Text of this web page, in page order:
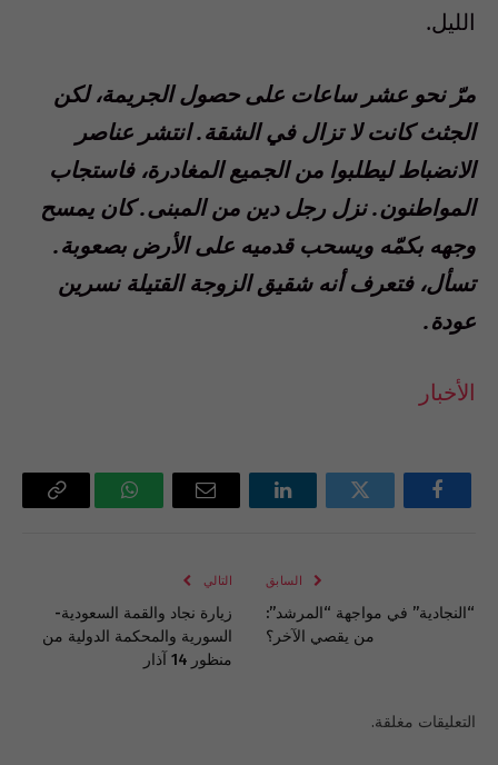
الليل.
مرّ نحو عشر ساعات على حصول الجريمة، لكن
الجثث كانت لا تزال في الشقة. انتشر عناصر
الانضباط ليطلبوا من الجميع المغادرة، فاستجاب
المواطنون. نزل رجل دين من المبنى. كان يمسح
وجهه بكمّه ويسحب قدميه على الأرض بصعوبة.
تسأل، فتعرف أنه شقيق الزوجة القتيلة نسرين
عودة.
الأخبار
فيسبوك تويتر لينكدإن
البريد
واتساب Copy
السابق
“النجادية” في مواجهة “المرشد”:
من يقصي الآخر؟
التالي
زيارة نجاد والقمة السعودية-
السورية والمحكمة الدولية من
منظور 14 آذار
التعليقات مغلقة.